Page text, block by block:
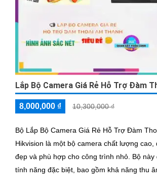
Lắp Bộ Camera Giá Rẻ Hỗ Trợ Đàm
8,000,000 ₫ 10,300,000 ₫
Bộ Lắp Bộ Camera Giá Rẻ Hỗ Trợ Đàm
Hikvision là một bộ camera chất lượng cao,
đẹp và phù hợp cho công trình nhỏ. Bộ này được trang bị
tính năng đặc biệt, bao gồm khả năng thu